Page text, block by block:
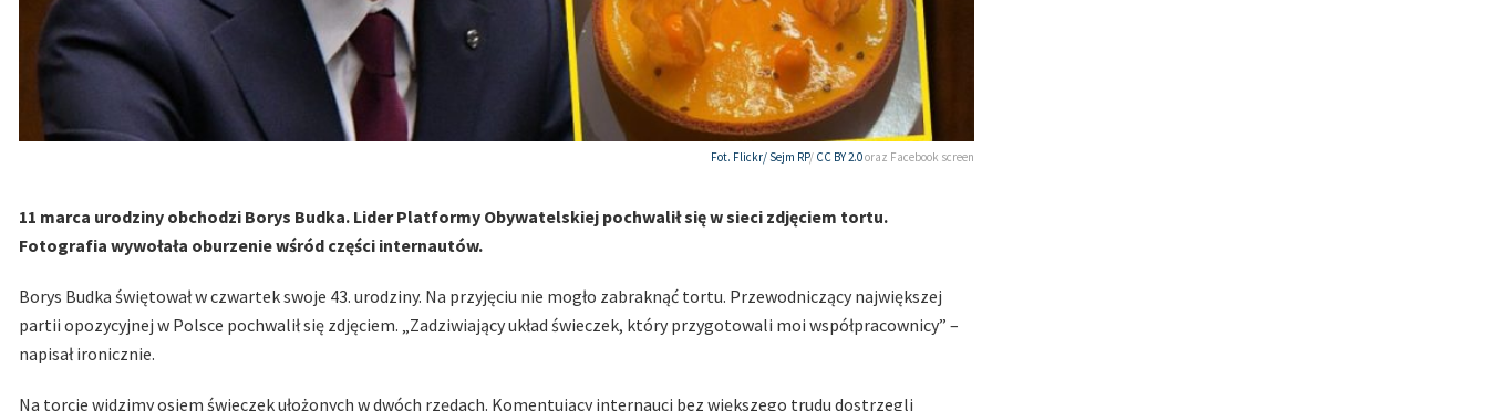
Fot. Flickr/ Sejm RP/ CC BY 2.0oraz Facebook screen
11 marca urodziny obchodzi Borys Budka. Lider Platformy Obywatelskiej pochwalił się w sieci zdjęciem tortu.
Fotografia wywołała oburzenie wśród części internautów.
Borys Budka świętował w czwartek swoje 43. urodziny. Na przyjęciu nie mogło zabraknąć tortu. Przewodniczący największej
partii opozycyjnej w Polsce pochwalił się zdjęciem. „Zadziwiający układ świeczek, który przygotowali moi współpracownicy” –
napisał ironicznie.
Na torcie widzimy osiem świeczek ułożonych w dwóch rzędach. Komentujący internauci bez większego trudu dostrzegli